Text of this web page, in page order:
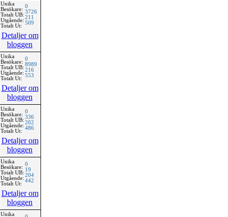
Unika
Besökare:
Totalt UB:
Utgående:
Totalt Ut:
0
3726
211
509
Detaljer om
bloggen
Unika
Besökare:
Totalt UB:
Utgående:
Totalt Ut:
0
8989
216
553
Detaljer om
bloggen
Unika
Besökare:
Totalt UB:
Utgående:
Totalt Ut:
0
336
202
486
Detaljer om
bloggen
Unika
Besökare:
Totalt UB:
Utgående:
Totalt Ut:
0
19
204
442
Detaljer om
bloggen
Unika